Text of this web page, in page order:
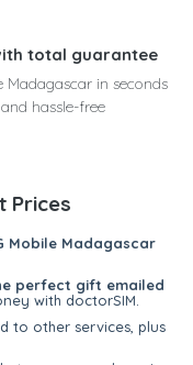
total guarantee
Madagascar in seconds
hassle-free
Prices
Mobile Madagascar
perfect gift emailed
with doctorSIM.
to other services, plus